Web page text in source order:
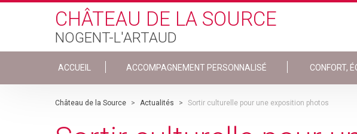
Skip to main content
CHÂTEAU DE LA SOURCE
NOGENT-L'ARTAUD
ACCUEIL ACCOMPAGNEMENT PERSONNALISÉ CONFORT,
Château de la Source > Actualités > Sortir culturelle pour une exposition photos